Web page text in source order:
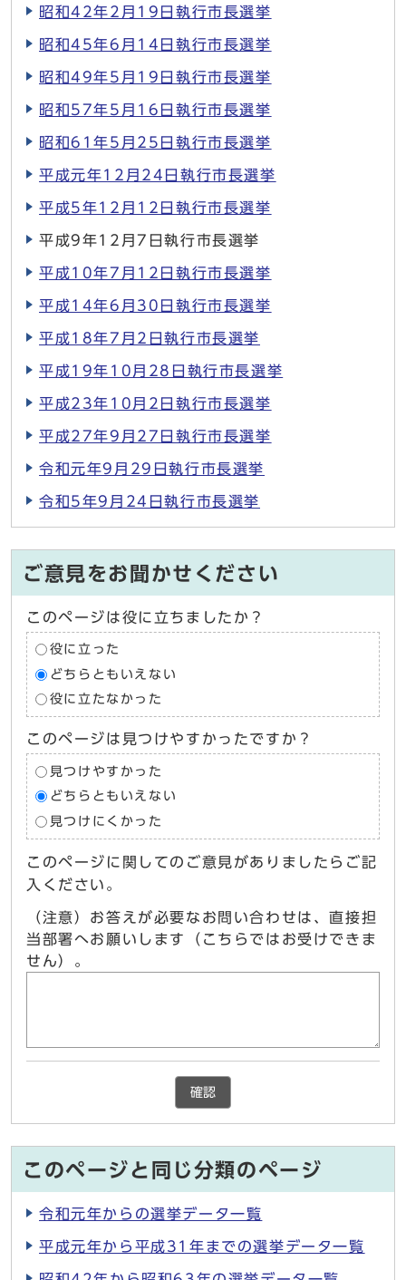
昭和42年2月19日執行市長選挙
昭和45年6月14日執行市長選挙
昭和49年5月19日執行市長選挙
昭和57年5月16日執行市長選挙
昭和61年5月25日執行市長選挙
平成元年12月24日執行市長選挙
平成5年12月12日執行市長選挙
平成9年12月7日執行市長選挙
平成10年7月12日執行市長選挙
平成14年6月30日執行市長選挙
平成18年7月2日執行市長選挙
平成19年10月28日執行市長選挙
平成23年10月2日執行市長選挙
平成27年9月27日執行市長選挙
令和元年9月29日執行市長選挙
令和5年9月24日執行市長選挙
ご意見をお聞かせください
このページは役に立ちましたか？
役に立った
どちらともいえない
役に立たなかった
このページは見つけやすかったですか？
見つけやすかった
どちらともいえない
見つけにくかった
このページに関してのご意見がありましたらご記
入ください。
（注意）お答えが必要なお問い合わせは、直接担
当部署へお願いします（こちらではお受けできま
せん）。
確認
このページと同じ分類のページ
令和元年からの選挙データ一覧
平成元年から平成31年までの選挙データ一覧